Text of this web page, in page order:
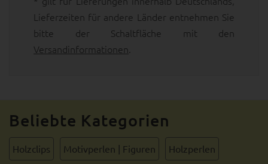
Lieferzeiten für andere Länder entnehmen Sie
bitte der Schaltfläche mit den
Versandinformationen
Beliebte Kategorien
Holzclips Motivperlen | Figuren Holzperlen